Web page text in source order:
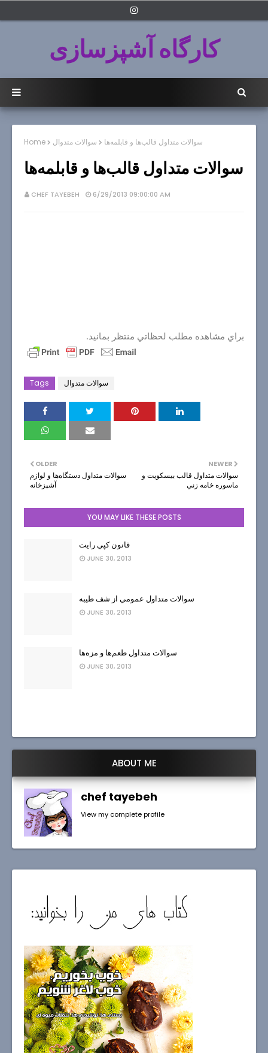
کارگاه آشپزسازی
Home سوالات متدوال سوالات متداول قالب‌ها و قابلمه‌ها
سوالات متداول قالب‌ها و قابلمه‌ها
CHEF TAYEBEH 6/29/2013 09:00:00 AM
براي مشاهده مطلب لحظاتي منتظر بمانيد.
Tags سوالات متدوال
NEWER
سوالات متداول قالب بيسكويت و
ماسوره خامه زني
OLDER
سوالات متداول دستگاه‌ها و لوازم
آشپزخانه
YOU MAY LIKE THESE POSTS
قانون كپي رايت
JUNE 30, 2013
سوالات متداول عمومي از شف طيبه
JUNE 30, 2013
سوالات متداول طعم‌ها و مزه‌ها
JUNE 30, 2013
ABOUT ME
chef tayebeh
View my complete profile